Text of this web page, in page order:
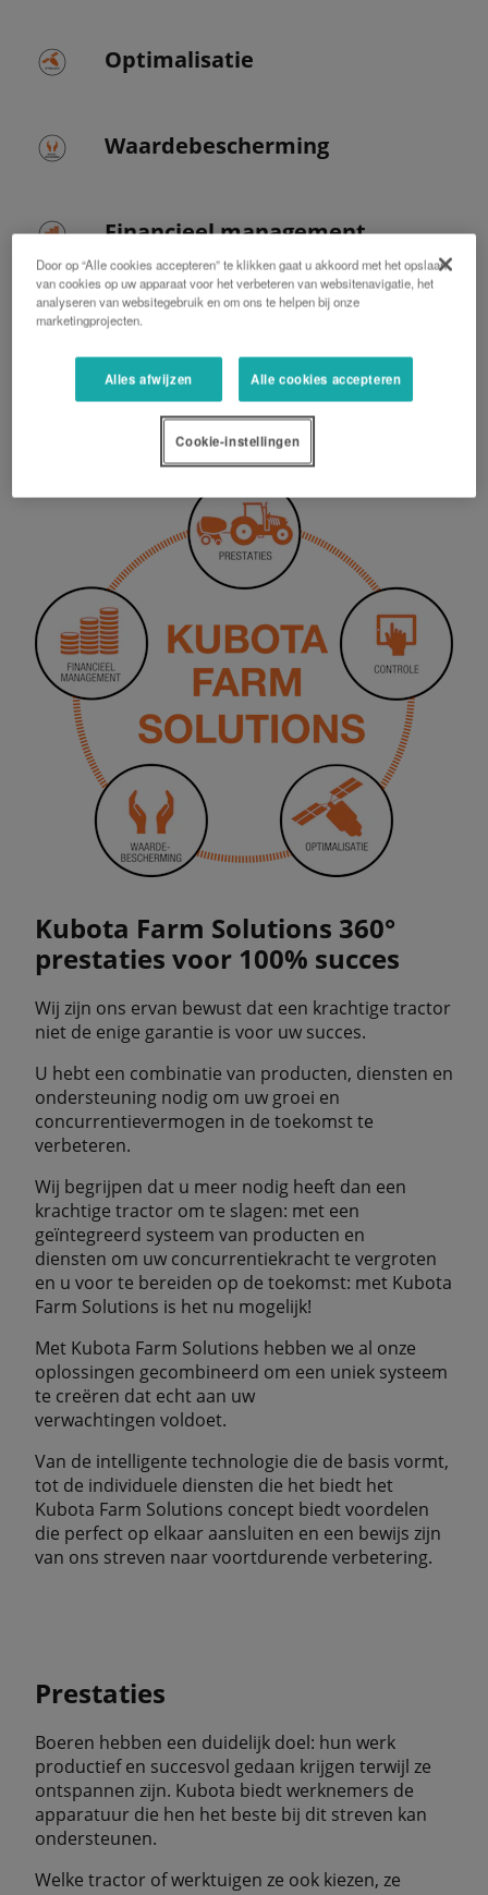
Optimalisatie
Waardebescherming
Financieel management
Prestaties
Kubota Farm Solutions 360°
prestaties voor 100% succes
Wij zijn ons ervan bewust dat een krachtige tractor
niet de enige garantie is voor uw succes.
U hebt een combinatie van producten, diensten en
ondersteuning nodig om uw groei en
concurrentievermogen in de toekomst te
verbeteren.
Wij begrijpen dat u meer nodig heeft dan een
krachtige tractor om te slagen: met een
geïntegreerd systeem van producten en
diensten om uw concurrentiekracht te vergroten
en u voor te bereiden op de toekomst: met Kubota
Farm Solutions is het nu mogelijk!
Met Kubota Farm Solutions hebben we al onze
oplossingen gecombineerd om een uniek systeem
te creëren dat echt aan uw
verwachtingen voldoet.
Van de intelligente technologie die de basis vormt,
tot de individuele diensten die het biedt het
Kubota Farm Solutions concept biedt voordelen
die perfect op elkaar aansluiten en een bewijs zijn
van ons streven naar voortdurende verbetering.
Prestaties
Boeren hebben een duidelijk doel: hun werk
productief en succesvol gedaan krijgen terwijl ze
ontspannen zijn. Kubota biedt werknemers de
apparatuur die hen het beste bij dit streven kan
ondersteunen.
Welke tractor of werktuigen ze ook kiezen, ze
Door op “Alle cookies accepteren” te klikken gaat u akkoord met het opslaan
van cookies op uw apparaat voor het verbeteren van websitenavigatie, het
analyseren van websitegebruik en om ons te helpen bij onze
marketingprojecten.
Alles afwijzen Alle cookies accepteren
Cookie-instellingen